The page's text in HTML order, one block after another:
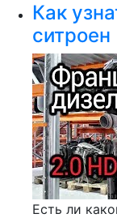
Как
ситроен
Есть ли